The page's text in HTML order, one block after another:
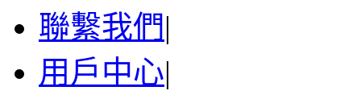
聯繫我們|
用戶中心|